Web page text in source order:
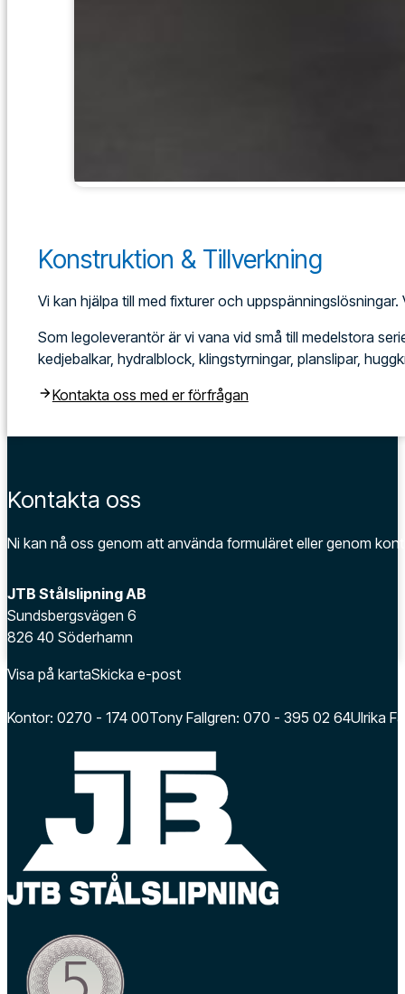
Konstruktion & Tillverkning
Vi kan hjälpa till med fixturer och
Som legoleverantör är vi vana vid små till medelstora
kedjebalkar, hydralblock, klingstyrningar, planslipar,
Kontakta oss med er förfrågan
Kontakta oss
Ni kan nå oss genom att använda formuläret eller genom
JTB Stålslipning AB
Sundsbergsvägen 6
826 40 Söderhamn
Visa på kartaSkicka e-post
Kontor: 0270 - 174 00Tony Fallgren: 070 - 395 02 64Ulrika